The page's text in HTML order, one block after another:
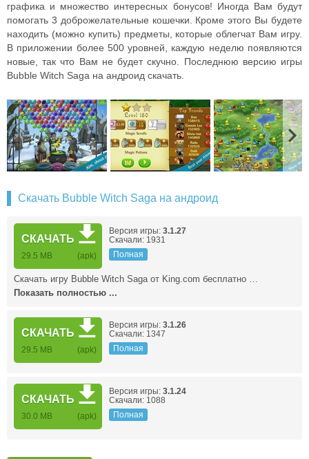
графика и множество интересных бонусов! Иногда Вам будут
помогать 3 доброжелательные кошечки. Кроме этого Вы будете
находить (можно купить) предметы, которые облегчат Вам игру.
В приложении более 500 уровней, каждую неделю появляются
новые, так что Вам не будет скучно. Последнюю версию игры
Bubble Witch Saga на андроид скачать.
Скачать Bubble Witch Saga на андроид
СКАЧАТЬ
29.5 MB (apk)
Версия игры: 3.1.27
Скачали: 1931
Полная
Скачать игру Bubble Witch Saga от King.com бесплатно …
Показать полностью ...
СКАЧАТЬ
29.5 MB (apk)
Версия игры: 3.1.26
Скачали: 1347
Полная
СКАЧАТЬ
30.0 MB (apk)
Версия игры: 3.1.24
Скачали: 1088
Полная